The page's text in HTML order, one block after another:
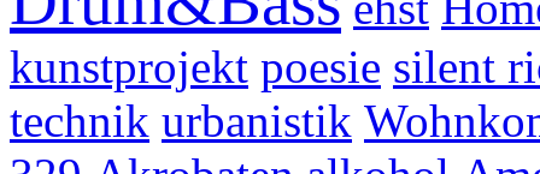
kunstprojekt poesie silent
technik urbanistik